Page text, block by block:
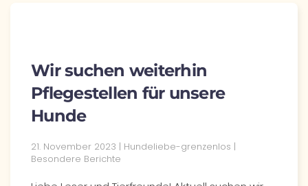
Wir suchen weiterhin
Pflegestellen für unsere
Hunde
21. November 2023 | Hundeliebe-grenzenlos |
Besondere Berichte